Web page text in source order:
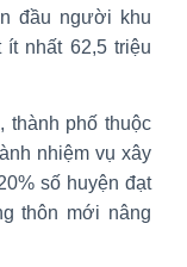
đầu người khu
nhất 62,5 triệu
thành phố thuộc
nhiệm vụ xây
số huyện đạt
thôn mới nâng